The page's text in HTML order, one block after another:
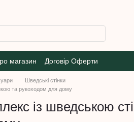
магазин Договір Оферти
Шведські стінки
та рукоходом для дому
із шведською